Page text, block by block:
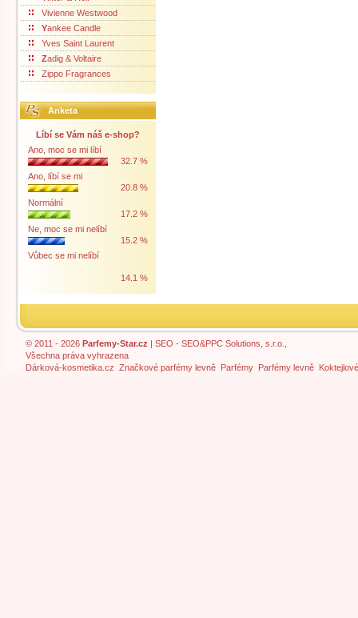
Vivienne Westwood
Yankee Candle
Yves Saint Laurent
Zadig & Voltaire
Zippo Fragrances
Anketa
Líbí se Vám náš e-shop?
Ano, moc se mi líbí
32.7 %
Ano, líbí se mi
20.8 %
Normální
17.2 %
Ne, moc se mi nelíbí
15.2 %
Vůbec se mi nelíbí
14.1 %
© 2011 - 2026 Parfemy-Star.cz | SEO - SEO&PPC Solutions, s.r.o.,
Všechna práva vyhrazena
Dárková-kosmetika.cz Značkové parfémy levně Parfémy Parfémy levně